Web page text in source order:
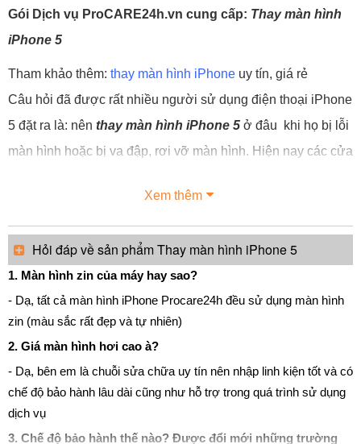
Gói Dịch vụ ProCARE24h.vn cung cấp: Thay màn hình
iPhone 5
Tham khảo thêm: thay màn hình iPhone uy tín, giá rẻ
Câu hỏi đã được rất nhiều người sử dụng điện thoại iPhone
5 đặt ra là: nên thay màn hình iPhone 5 ở đâu khi họ bị lỗi
màn hình hoặc bị va đập, rơi vỡ màn hình. Hiện nay các cửa
ra tại rất nhiều nơi. Nhưng không phải cửa hàng nào cũng
sẽ sửa chữa, thay cho bạn màn hình iPhone 5 zin, mới
100%, không những vậy nếu quý khách vào phải những
cửa hàng, trung tâm lừa đảo thì còn bị kê lên với giá rất cao
…
Xem thêm
Hỏi đáp về sản phẩm Thay màn hình iPhone 5
1. Màn hình zin của máy hay sao?
- Dạ, tất cả màn hình iPhone Procare24h đều sử dụng màn hình
zin (màu sắc rất đẹp và tự nhiên)
2. Giá màn hình hơi cao à?
- Dạ, bên em là chuỗi sửa chữa uy tín nên nhập linh kiện tốt và có
chế độ bảo hành lâu dài cũng như hỗ trợ trong quá trình sử dụng
dịch vụ
3. Chế độ bảo hành thế nào? Được đổi mới những trường